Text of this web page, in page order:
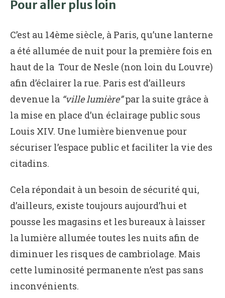
Pour aller plus loin
C’est au 14ème siècle, à Paris, qu’une lanterne
a été allumée de nuit pour la première fois en
haut de la Tour de Nesle (non loin du Louvre)
afin d’éclairer la rue. Paris est d’ailleurs
devenue la “ville lumière”par la suite grâce à
la mise en place d’un éclairage public sous
Louis XIV. Une lumière bienvenue pour
sécuriser l’espace public et faciliter la vie des
citadins.
Cela répondait à un besoin de sécurité qui,
d’ailleurs, existe toujours aujourd’hui et
pousse les magasins et les bureaux à laisser
la lumière allumée toutes les nuits afin de
diminuer les risques de cambriolage. Mais
cette luminosité permanente n’est pas sans
inconvénients.